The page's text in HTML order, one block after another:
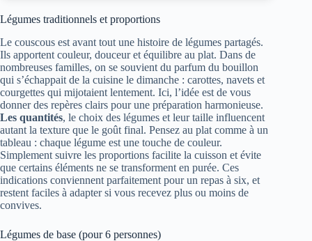
Légumes traditionnels et proportions
Le couscous est avant tout une histoire de légumes partagés.
Ils apportent couleur, douceur et équilibre au plat. Dans de
nombreuses familles, on se souvient du parfum du bouillon
qui s’échappait de la cuisine le dimanche : carottes, navets et
courgettes qui mijotaient lentement. Ici, l’idée est de vous
donner des repères clairs pour une préparation harmonieuse.
Les quantités, le choix des légumes et leur taille influencent
autant la texture que le goût final. Pensez au plat comme à un
tableau : chaque légume est une touche de couleur.
Simplement suivre les proportions facilite la cuisson et évite
que certains éléments ne se transforment en purée. Ces
indications conviennent parfaitement pour un repas à six, et
restent faciles à adapter si vous recevez plus ou moins de
convives.
Légumes de base (pour 6 personnes)